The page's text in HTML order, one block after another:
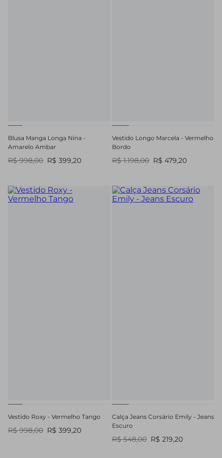
Blusa Manga Longa Nina -
Amarelo Ambar
R$ 998,00 R$ 399,20
Vestido Longo Marcela - Vermelho
Bordo
R$ 1.198,00 R$ 479,20
Vestido Roxy - Vermelho Tango
R$ 998,00 R$ 399,20
Calça Jeans Corsário Emily - Jeans
Escuro
R$ 548,00 R$ 219,20